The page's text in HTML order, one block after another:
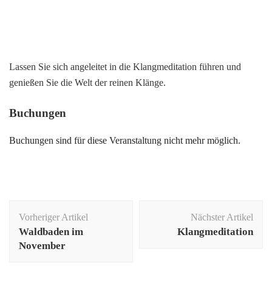
Lassen Sie sich angeleitet in die Klangmeditation führen und
genießen Sie die Welt der reinen Klänge.
Buchungen
Buchungen sind für diese Veranstaltung nicht mehr möglich.
Vorheriger Artikel
Waldbaden im
November
Nächster Artikel
Klangmeditation